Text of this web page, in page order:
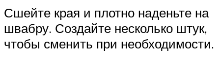
Сшейте края и плотно наденьте на
швабру. Создайте несколько штук,
чтобы сменить при необходимости.